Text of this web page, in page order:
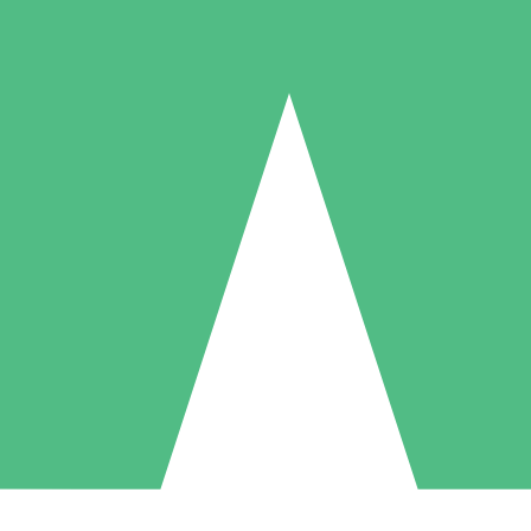
Individuelle Credit-Pakete
nach Bedarf mit Download-Credits. Keine monatliche Verpflichtung